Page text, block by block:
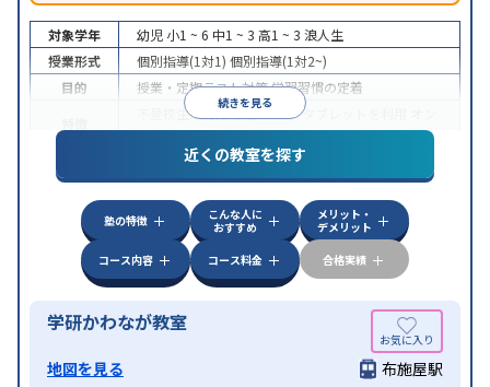
続きを見る
対象学年 幼児 小1 ~ 6 中1 ~ 3 高1 ~ 3 浪人生
授業形式
個別指導(1対1) 個別指導(1対2~)
目的
授業・定期テスト対策学習習慣の定着
不登校生に対応学習にPC・タブレットを利用
ライン対応
近くの教室を探す
塾の特徴
こんな人に
おすすめ
メリット・
デメリット
コース内容
コース料金 合格実績
学研かわなが教室
地図を見る
布施屋駅